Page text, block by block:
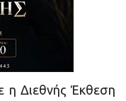
η Διεθνής Έκθεση